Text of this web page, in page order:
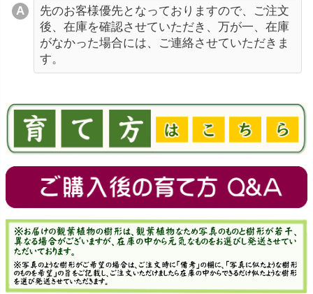
先のお客様優先となっておりますので、ご注文
後、在庫を確認させていただき、万が一、在庫
がなかった場合には、ご連絡させていただきま
す。